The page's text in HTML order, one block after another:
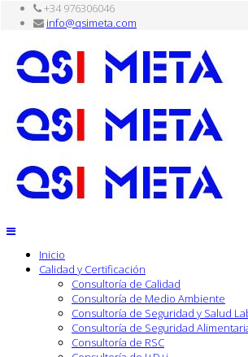
+34 976306046
info@qsimeta.com
Inicio
Calidad y Certificación
Consultoría de Calidad
Consultoría de Medio Ambiente
Consultoría de Seguridad y Salud
Consultoría de Seguridad
Consultoría de RSC